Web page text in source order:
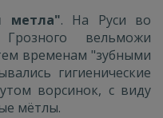
метла". На Руси во
вельможи
временам "зубными
гигиенические
ворсинок, с виду
мётлы.